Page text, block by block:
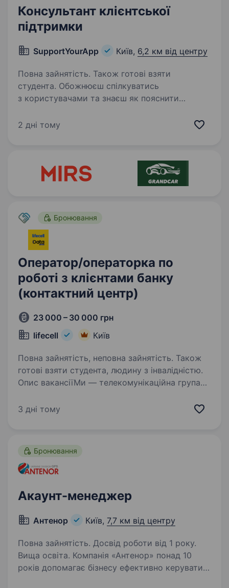
Консультант клієнтської
підтримки
SupportYourApp Київ, 6,2 км від центру
Повна зайнятість. Також готові взяти
студента. Обожнюєш спілкуватись
з користувачами та знаєш як пояснити
ми маємо цікаву пропозицію саме для тебе!
2 дні тому
Бронювання
Оператор/операторка по
роботі з клієнтами банку
(контактний центр)
23 000 – 30 000 грн
lifecell
Київ
Повна зайнятість, неповна зайнятість. Також
готові взяти студента, людину з інвалідністю.
Опис вакансіїМи — телекомунікаційна група
фіксований зв’язок, інтернет, телебачення
3 дні тому
Бронювання
Акаунт-менеджер
Антенор Київ, 7,7 км від центру
Повна зайнятість. Досвід роботи від 1 року.
Вища освіта. Компанія «Антенор» понад 10
років допомагає бізнесу ефективно керувати